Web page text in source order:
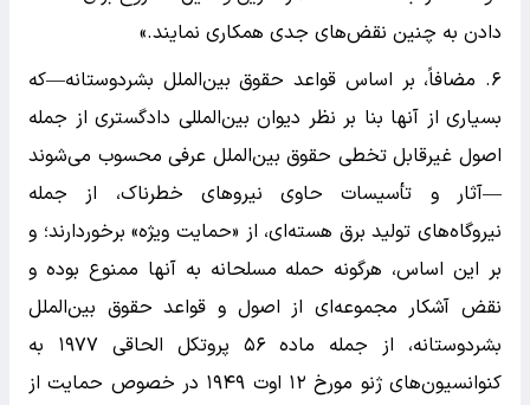
دادن به چنین نقض‌های جدی همکاری نمایند.»
۶. مضافاً، بر اساس قواعد حقوق بین‌الملل بشردوستانه—که
بسیاری از آنها بنا بر نظر دیوان بین‌المللی دادگستری از جمله
اصول غیرقابل تخطی حقوق بین‌الملل عرفی محسوب می‌شوند
—آثار و تأسیسات حاوی نیرو‌های خطرناک، از جمله
نیروگاه‌های تولید برق هسته‌ای، از «حمایت ویژه» برخوردارند؛ و
بر این اساس، هرگونه حمله مسلحانه به آنها ممنوع بوده و
نقض آشکار مجموعه‌ای از اصول و قواعد حقوق بین‌الملل
بشردوستانه، از جمله ماده ۵۶ پروتکل الحاقی ۱۹۷۷ به
کنوانسیون‌های ژنو مورخ ۱۲ اوت ۱۹۴۹ در خصوص حمایت از